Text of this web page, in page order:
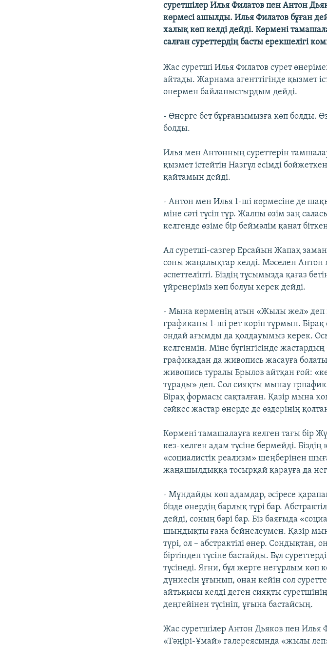
суретшілер Илья Филатов пен Антон
көрмесі ашылды. Илья Филатов бұған
халық көп келді дейді. Көрмені
салған суреттердің басты ерекшелігі
Жас суретші Илья Филатов сурет
айтады. Жарнама агенттігінде қызмет
өнермен байланыстырдым дейді.
- Өнерге бет бұрғанымызға көп болды.
болды.
Илья мен Антонның суреттерін
қызмет істейтін Назгүл есімді
қайтамын дейді.
- Антон мен Илья 1-ші көрмесіне де
міне сәті түсіп тұр. Жалпы өзім заң
келгенде өзіме бір беймәлім қанат
Ал суретші-сазгер Ерсайын Жапақ заман
соны жаңалықтар келді. Мәселен
әспеттеліпті. Біздің тұсымызда қағаз
үйренеріміз көп болуы керек дейді.
- Мына көрменің атын «Жылы жел» деп
графиканы 1-ші рет көріп тұрмын. Бірақ
ондай ағымды да қолдауымыз керек.
келгенмін. Міне бүгінгісінде
графикадан да живопись жасауға
живопись туралы Брылов айтқан ғой:
тұрады» деп. Сол сияқты мынау
Бірақ формасы сақталған. Қазір мына
сәйкес жастар өнерде де өздерінің
Көрмені тамашалауға келген тағы бір
кез-келген адам түсіне бермейді.
«социалистік реализм» шеңберінен
жаңашылдыққа тосырқай қарауға да
- Мұндайды көп адамдар, әсіресе
бізде өнердің барлық түрі бар.
дейді, соның бәрі бар. Біз баяғыда
шындықты ғана бейнелеумен. Қазір
түрі, ол – абстрактілі өнер. Сондықтан,
біртіндеп түсіне бастайды. Бұл
түсінеді. Яғни, бұл жерге неғұрлым
дүниесін ұғынып, онан кейін сол
айтьқысы келді деген сияқты
деңгейінен түсініп, ұғына бастайсың.
Жас суретшілер Антон Дьяков пен
«Тәңірі-Ұмай» галереясында «жылы